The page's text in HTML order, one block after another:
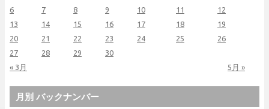
« 3月 5月 »
6
7 8 9 10 11
12
13
14 15 16 17 18
19
20
21 22 23 24 25
26
27
28 29 30
月別 バックナンバー